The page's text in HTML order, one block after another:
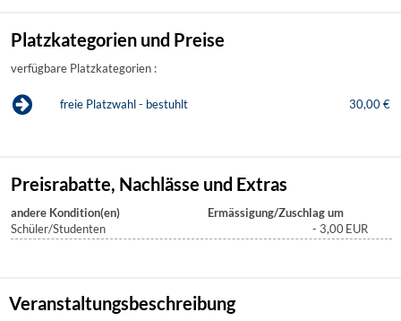
Platzkategorien und Preise
verfügbare Platzkategorien :
freie Platzwahl - bestuhlt 30,00 €
Preisrabatte, Nachlässe und Extras
andere Kondition(en)
Ermässigung/Zuschlag um
Schüler/Studenten
- 3,00EUR
Veranstaltungsbeschreibung